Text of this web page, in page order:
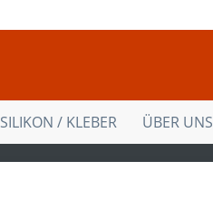
SILIKON / KLEBER ÜBER UNS